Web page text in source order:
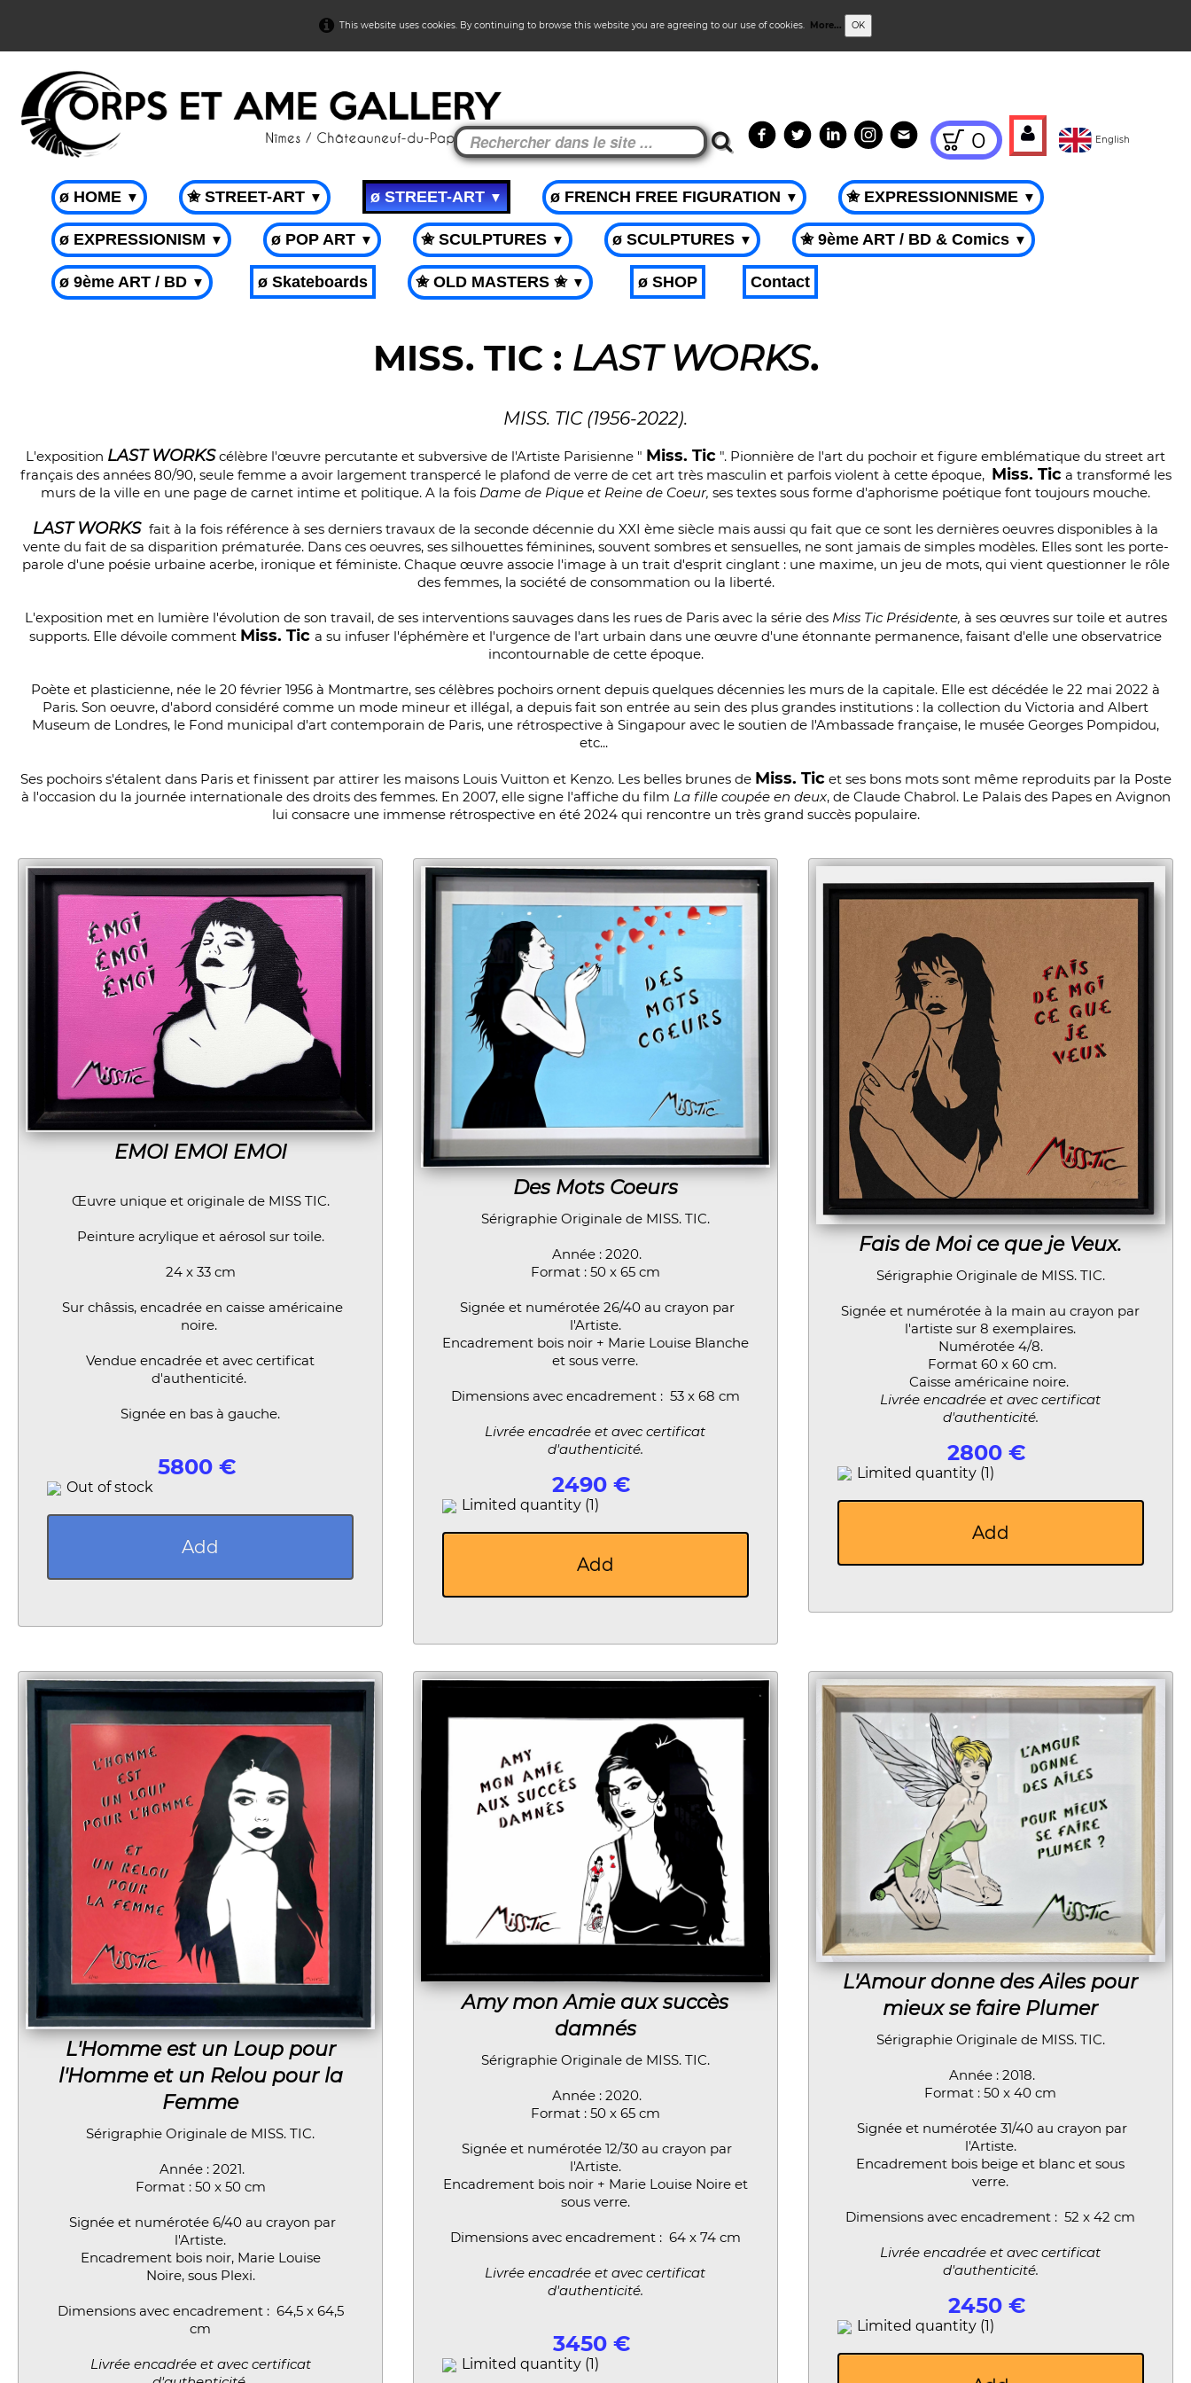
This website uses cookies. By continuing to browse this website you are agreeing to our use of cookies. More... OK
0 English
ø HOME ▼ ✬ STREET-ART ▼ ø STREET-ART▼ ø FRENCH FREE FIGURATION ▼ ✬ EXPRESSIONNISME ▼
ø EXPRESSIONISM ▼ ø POP ART ▼ ✬ SCULPTURES ▼ ø SCULPTURES ▼ ✬ 9ème ART / BD & Comics ▼
ø 9ème ART / BD ▼ ø Skateboards ✬ OLD MASTERS ✬ ▼ ø SHOP Contact
MISS. TIC : LAST WORKS.
MISS. TIC (1956-2022).
L'exposition LAST WORKS célèbre l'œuvre percutante et subversive de l'Artiste Parisienne " Miss. Tic ". Pionnière de l'art du pochoir et figure emblématique du street art
français des années 80/90, seule femme a avoir largement transpercé le plafond de verre de cet art très masculin et parfois violent à cette époque, Miss. Tica transformé les
murs de la ville en une page de carnet intime et politique. A la fois Dame de Pique et Reine de Coeur, ses textes sous forme d'aphorisme poétique font toujours mouche.
LAST WORKS fait à la fois référence à ses derniers travaux de la seconde décennie du XXI ème siècle mais aussi qu fait que ce sont les dernières oeuvres disponibles à la
vente du fait de sa disparition prématurée. Dans ces oeuvres, ses silhouettes féminines, souvent sombres et sensuelles, ne sont jamais de simples modèles. Elles sont les porte-
parole d'une poésie urbaine acerbe, ironique et féministe. Chaque œuvre associe l'image à un trait d'esprit cinglant : une maxime, un jeu de mots, qui vient questionner le rôle
des femmes, la société de consommation ou la liberté.
L'exposition met en lumière l'évolution de son travail, de ses interventions sauvages dans les rues de Paris avec la série des Miss Tic Présidente, à ses œuvres sur toile et autres
supports. Elle dévoile comment Miss. Tic a su infuser l'éphémère et l'urgence de l'art urbain dans une œuvre d'une étonnante permanence, faisant d'elle une observatrice
incontournable de cette époque.
Poète et plasticienne, née le 20 février 1956 à Montmartre, ses célèbres pochoirs ornent depuis quelques décennies les murs de la capitale. Elle est décédée le 22 mai 2022 à
Paris. Son oeuvre, d'abord considéré comme un mode mineur et illégal, a depuis fait son entrée au sein des plus grandes institutions : la collection du Victoria and Albert
Museum de Londres, le Fond municipal d'art contemporain de Paris, une rétrospective à Singapour avec le soutien de l'Ambassade française, le musée Georges Pompidou,
etc...
Ses pochoirs s'étalent dans Paris et finissent par attirer les maisons Louis Vuitton et Kenzo. Les belles brunes de Miss. Ticet ses bons mots sont même reproduits par la Poste
à l'occasion du la journée internationale des droits des femmes. En 2007, elle signe l'affiche du film La fille coupée en deux, de Claude Chabrol. Le Palais des Papes en Avignon
lui consacre une immense rétrospective en été 2024 qui rencontre un très grand succès populaire.
EMOI EMOI EMOI
Œuvre unique et originale de MISS TIC.
Peinture acrylique et aérosol sur toile.
24 x 33 cm
Sur châssis, encadrée en caisse américaine
noire.
Vendue encadrée et avec certificat
d'authenticité.
Signée en bas à gauche.
5800 €
Out of stock
Add
Des Mots Coeurs
Sérigraphie Originale de MISS. TIC.
Année : 2020.
Format : 50 x 65 cm
Signée et numérotée 26/40 au crayon par
l'Artiste.
Encadrement bois noir + Marie Louise Blanche
et sous verre.
Dimensions avec encadrement : 53 x 68 cm
Livrée encadrée et avec certificat
d'authenticité.
2490 €
Limited quantity (1)
Add
Fais de Moi ce que je Veux.
Sérigraphie Originale de MISS. TIC.
Signée et numérotée à la main au crayon par
l'artiste sur 8 exemplaires.
Numérotée 4/8.
Format 60 x 60 cm.
Caisse américaine noire.
Livrée encadrée et avec certificat
d'authenticité.
2800 €
Limited quantity (1)
Add
L'Homme est un Loup pour
l'Homme et un Relou pour la
Femme
Sérigraphie Originale de MISS. TIC.
Année : 2021.
Format : 50 x 50 cm
Signée et numérotée 6/40 au crayon par
l'Artiste.
Encadrement bois noir, Marie Louise
Noire, sous Plexi.
Dimensions avec encadrement : 64,5 x 64,5
cm
Livrée encadrée et avec certificat
Amy mon Amie aux succès
damnés
Sérigraphie Originale de MISS. TIC.
Année : 2020.
Format : 50 x 65 cm
Signée et numérotée 12/30 au crayon par
l'Artiste.
Encadrement bois noir + Marie Louise Noire et
sous verre.
Dimensions avec encadrement : 64 x 74 cm
Livrée encadrée et avec certificat
d'authenticité.
3450 €
Limited quantity (1)
L'Amour donne des Ailes pour
mieux se faire Plumer
Sérigraphie Originale de MISS. TIC.
Année : 2018.
Format : 50 x 40 cm
Signée et numérotée 31/40 au crayon par
l'Artiste.
Encadrement bois beige et blanc et sous
verre.
Dimensions avec encadrement : 52 x 42 cm
Livrée encadrée et avec certificat
d'authenticité.
2450 €
Limited quantity (1)